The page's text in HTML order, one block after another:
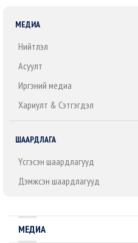
МЕДИА
Нийтлэл
Асуулт
Иргэний медиа
Хариулт & Сэтгэгдэл
ШААРДЛАГА
Үүсгэсэн шаардлагууд
Дэмжсэн шаардлагууд
МЕДИА